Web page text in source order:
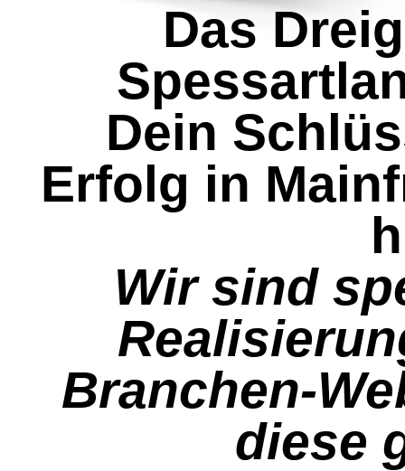
Das
Dein
Erfolg in
Wir sind
Branchen-
diese